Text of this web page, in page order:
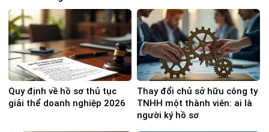
Quy định về hồ sơ thủ tục
giải thể doanh nghiệp 2026
Thay đổi chủ sở hữu công ty
TNHH một thành viên: ai là
người ký hồ sơ